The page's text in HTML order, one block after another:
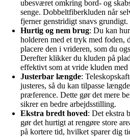
ubesværet omkring bord- og
senge. Dobbeltfiberkluden når
fjerner genstridigt snavs grundigt.
Hurtig og nem brug: Du kan
holderen med et tryk med foden,
placere den i vrideren, som du
Derefter klikker du kluden på
effektivt som at vride kluden
Justerbar længde:
justeres, så du kan tilpasse
præference. Dette gør det mere
sikrer en bedre arbejdsstilling.
Ekstra bredt hoved: Det ekstra
gør det hurtigt at rengøre store
på kortere tid, hvilket sparer dig